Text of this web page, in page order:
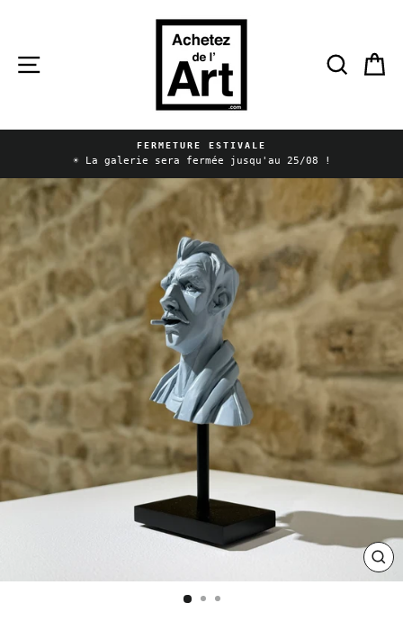
Diaporama
FERMETURE ESTIVALE
☀️ La galerie sera fermée jusqu'au 25/08 !